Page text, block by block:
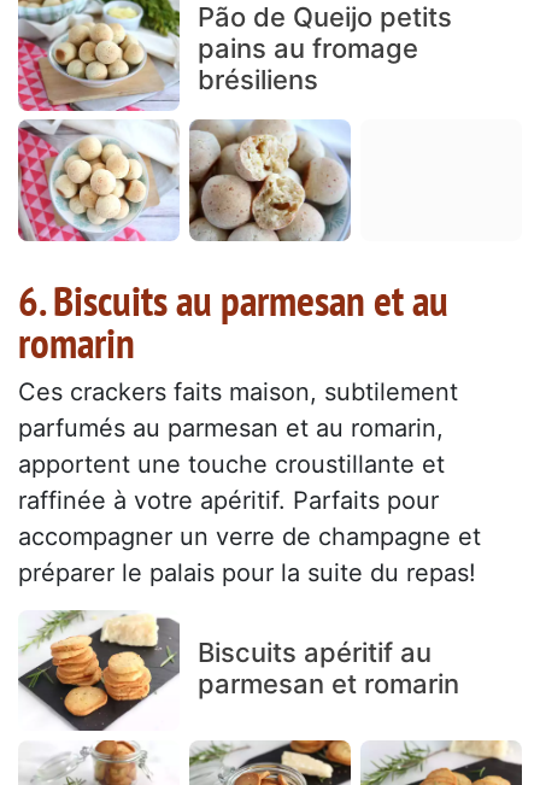
Pão de Queijo petits
pains au fromage
brésiliens
6. Biscuits au parmesan et au
romarin
Ces crackers faits maison, subtilement
parfumés au parmesan et au romarin,
apportent une touche croustillante et
raffinée à votre apéritif. Parfaits pour
accompagner un verre de champagne et
préparer le palais pour la suite du repas!
Biscuits apéritif au
parmesan et romarin